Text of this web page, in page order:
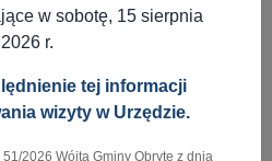
AKTUALNOŚCI
w sobotę, 15 sierpnia
2026 r.
tej informacji
wizyty w Urzędzie.
2026 Wójta Gminy Obryte z dnia